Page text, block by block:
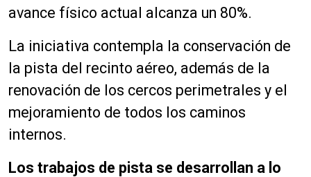
avance físico actual alcanza un 80%.
La iniciativa contempla la conservación de
la pista del recinto aéreo, además de la
renovación de los cercos perimetrales y el
mejoramiento de todos los caminos
internos.
Los trabajos de pista se desarrollan a lo